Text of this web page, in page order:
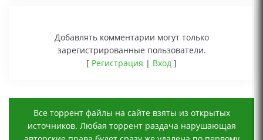
Добавлять комментарии могут только
зарегистрированные пользователи.
[ Регистрация | Вход ]
Все торрент файлы на сайте взяты из открытых
источников. Любая торрент раздача нарушающая